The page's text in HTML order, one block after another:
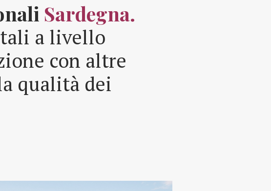
Sardegna.
a livello
con altre
qualità dei